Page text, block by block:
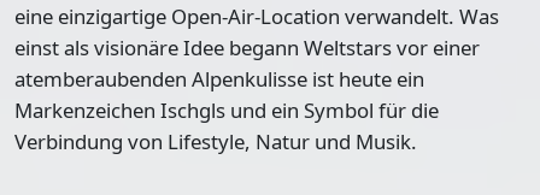
eine einzigartige Open-Air-Location verwandelt. Was
einst als visionäre Idee begann Weltstars vor einer
atemberaubenden Alpenkulisse ist heute ein
Markenzeichen Ischgls und ein Symbol für die
Verbindung von Lifestyle, Natur und Musik.